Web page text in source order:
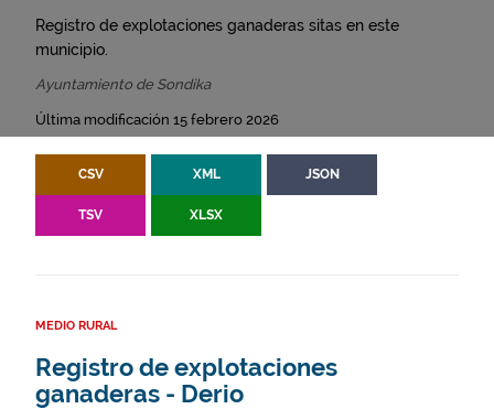
Registro de explotaciones ganaderas sitas en este
municipio.
Ayuntamiento de Sondika
Última modificación 15 febrero 2026
CSV XML JSON
TSV XLSX
MEDIO RURAL
Registro de explotaciones
ganaderas - Derio